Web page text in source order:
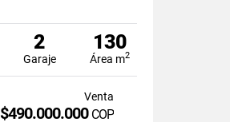
2
Garaje
130
Área m2
Venta
$490.000.000 COP